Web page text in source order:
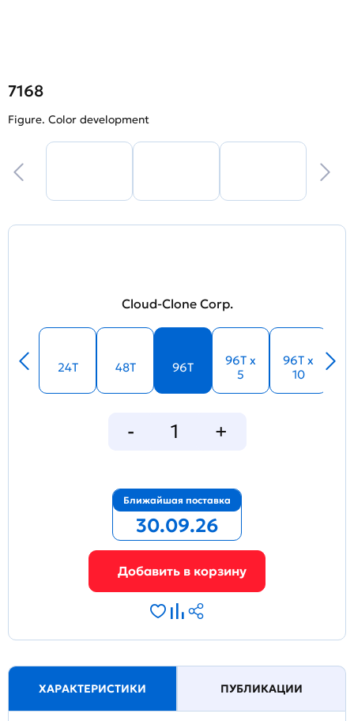
7168
Figure. Color development
Cloud-Clone Corp.
24T 48T 96T
96T x
5
96T x
10
Ближайшая поставка
30.09.26
ХАРАКТЕРИСТИКИ ПУБЛИКАЦИИ